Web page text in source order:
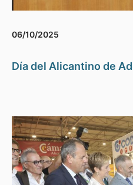
06/10/2025
Día del Alicantino de